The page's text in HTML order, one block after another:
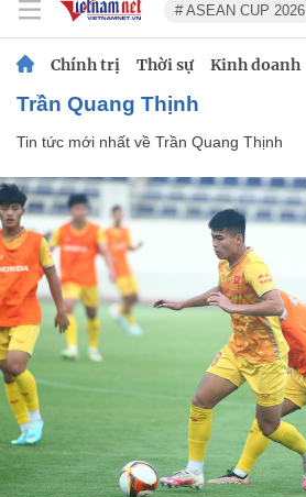
# ASEAN CUP 2026
Chính trị Thời sự Kinh doanh
Trần Quang Thịnh
Tin tức mới nhất về Trần Quang Thịnh